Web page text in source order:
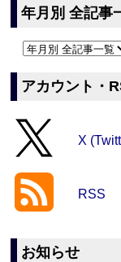
年月別 全記事
アカウント・
X
RSS
お知らせ